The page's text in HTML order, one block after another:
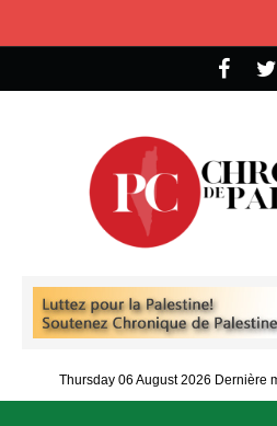
Thursday 06 August 2026 Dernière